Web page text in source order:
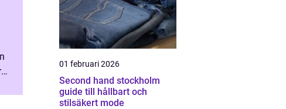
01 februari 2026
Second hand stockholm
guide till hållbart och
stilsäkert mode